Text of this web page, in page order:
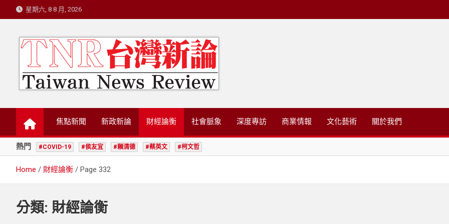
to
星期六, 8 8 月, 2026
台灣新論/星島國際策略有限公司
焦點新聞 新政新論 財經論衡 社會脈象 深度專訪 商業情報 文化藝術 關於我們
熱門 #COVID-19 #侯友宜 #賴清德 #蔡英文 #柯文哲
Home 財經論衡 Page 332
分類: 財經論衡